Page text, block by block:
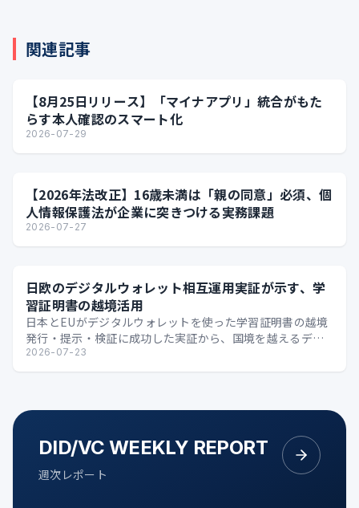
関連記事
【8月25日リリース】「マイナアプリ」統合がもた
らす本人確認のスマート化
2026-07-29
【2026年法改正】16歳未満は「親の同意」必須、個
人情報保護法が企業に突きつける実務課題
2026-07-27
日欧のデジタルウォレット相互運用実証が示す、学
習証明書の越境活用
日本とEUがデジタルウォレットを使った学習証明書の越境
発行・提示・検証に成功した実証から、国境を越えるデジ
タル証明の可能性を整理します。
2026-07-23
DID/VC WEEKLY REPORT
週次レポート